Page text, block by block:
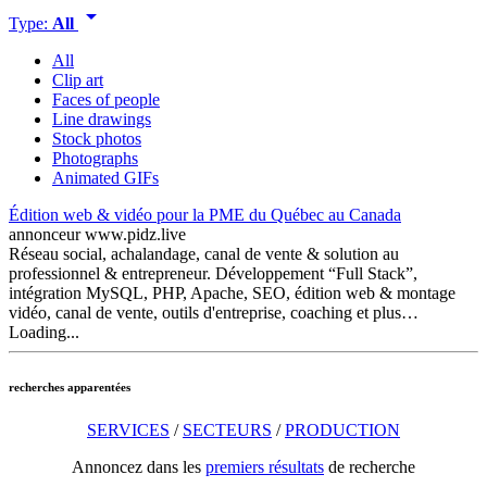
Type: All arrow_drop_down
All
Clip art
Faces of people
Line drawings
Stock photos
Photographs
Animated GIFs
Édition web & vidéo pour la PME du Québec au Canada
annonceurwww.pidz.live
Réseau social, achalandage, canal de vente & solution au
professionnel & entrepreneur. Développement “Full Stack”,
intégration MySQL, PHP, Apache, SEO, édition web & montage
vidéo, canal de vente, outils d'entreprise, coaching et plus…
Loading...
recherches apparentées
SERVICES / SECTEURS /PRODUCTION
Annoncez dans les premiers résultats de recherche